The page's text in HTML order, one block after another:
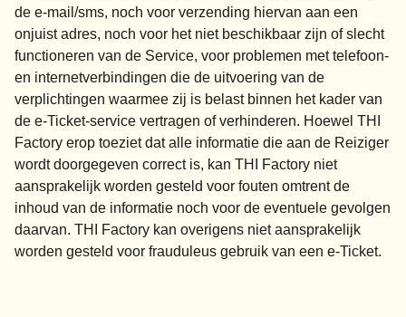
de e-mail/sms, noch voor verzending hiervan aan een
onjuist adres, noch voor het niet beschikbaar zijn of slecht
functioneren van de Service, voor problemen met telefoon-
en internetverbindingen die de uitvoering van de
verplichtingen waarmee zij is belast binnen het kader van
de e-Ticket-service vertragen of verhinderen. Hoewel THI
Factory erop toeziet dat alle informatie die aan de Reiziger
wordt doorgegeven correct is, kan THI Factory niet
aansprakelijk worden gesteld voor fouten omtrent de
inhoud van de informatie noch voor de eventuele gevolgen
daarvan. THI Factory kan overigens niet aansprakelijk
worden gesteld voor frauduleus gebruik van een e-Ticket.